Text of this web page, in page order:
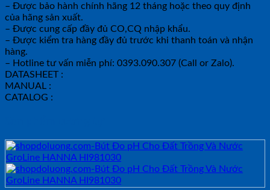
– Được bảo hành chính hãng 12 tháng hoặc theo quy định
của hãng sản xuất.
– Được cung cấp đầy đủ CO,CQ nhập khẩu.
– Được kiểm tra hàng đầy đủ trước khi thanh toán và nhận
hàng.
– Hotline tư vấn miễn phí: 0393.090.307 (Call or Zalo).
DATASHEET :
MANUAL :
CATALOG :